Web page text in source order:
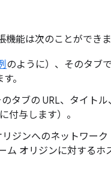
能は次のことができま
のように）、そのタブで
。
タブの URL、タイト
付与します）。
ジンへのネットワー
ム オリジンに対するホ